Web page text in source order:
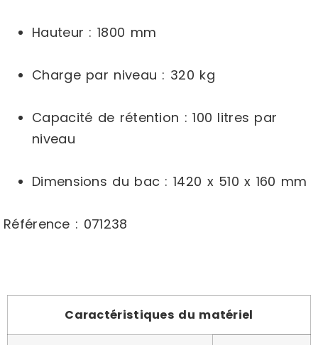
Hauteur : 1800 mm
Charge par niveau : 320 kg
Capacité de rétention : 100 litres par
niveau
Dimensions du bac : 1420 x 510 x 160 mm
Référence : 071238
Caractéristiques du matériel